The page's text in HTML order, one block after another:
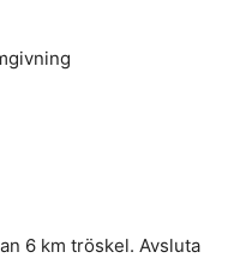
6 km tröskel. Avsluta